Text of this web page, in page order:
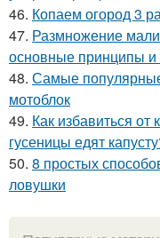
46. Копаем огород 3
47. Размножение
основные принципы
48. Самые
мотоблок
49. Как избавиться от
гусеницы едят
50. 8 простых
ловушки